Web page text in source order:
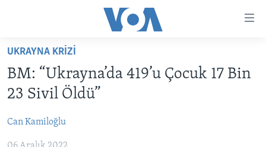
geç
Ana
navigasyona
geç
Aramaya
HABERLER
TÜRKİYE
ORTADOĞU
PROGRAMLAR
YAPAY ZEKA
UKRAYNA KRİZİ
BM: “Ukrayna’da 419’u Çocuk 17 Bin
23 Sivil Öldü”
Can Kamiloğlu